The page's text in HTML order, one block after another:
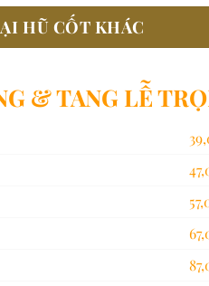
HŨ CỐT KHÁC
& TANG LỄ